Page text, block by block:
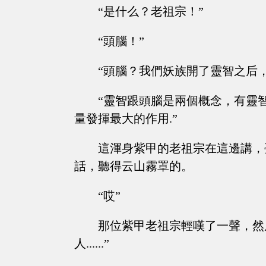
“是什么？老祖宗！”
“頭腦！”
“頭腦？我們妖族開了靈智之后
“靈智跟頭腦是兩個概念，有靈
量發揮最大的作用.”
這渾身紫甲的老祖宗在這邊講
話，聽得云山霧罩的。
“哎”
那位紫甲老祖宗輕嘆了一聲，
人......”